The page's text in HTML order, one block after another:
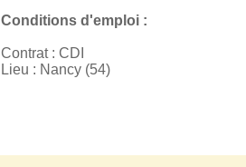
Conditions d'emploi :
Contrat : CDI
Lieu : Nancy (54)